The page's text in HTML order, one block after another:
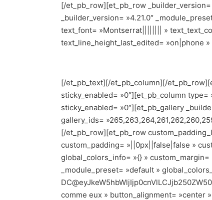
[/et_pb_row][et_pb_row
_builder_version= »4.21.0″
text_font= »Montserrat|||||||| »
text_line_height_last_edited= »on|phone
[/et_pb_text][/et_pb_column][/
sticky_enabled= »0″][et_pb_column
sticky_enabled= »0″][et_pb_gallery
gallery_ids=
[/et_pb_row][et_pb_row
custom_padding= »||0px||false|false »
global_colors_info= »{} »
_module_preset= »default »
comme eux » button_alignment= »center